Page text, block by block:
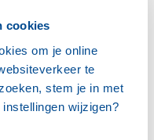
cookies
om je online
te
stem je in met
wijzigen?
benadrukte
voor
bijdragen
te popelen om
op de
en Oceanië deze